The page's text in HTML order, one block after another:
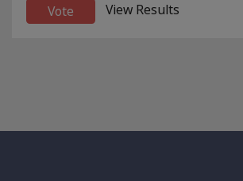
View Results